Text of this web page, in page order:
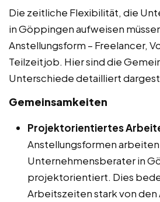
Die zeitliche Flexibilität, die
in Göppingen aufweisen
Anstellungsform – Freelancer,
Teilzeitjob. Hier sind die
Unterschiede detailliert
Gemeinsamkeiten
Projektorientiertes
Anstellungsformen arbeiten
Unternehmensberater in
projektorientiert. Dies
Arbeitszeiten stark von den